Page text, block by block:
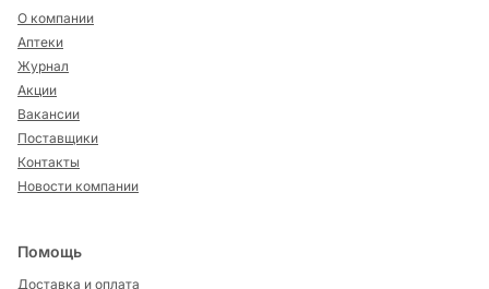
О компании
Аптеки
Журнал
Акции
Вакансии
Поставщики
Контакты
Новости компании
Помощь
Доставка и оплата